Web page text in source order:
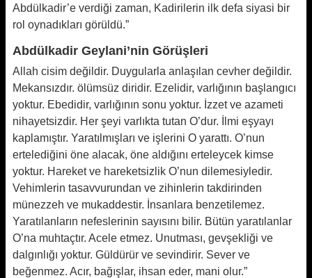
Abdülkadir’e verdiği zaman, Kadirilerin ilk defa siyasi bir
rol oynadıkları görüldü.”
Abdülkadir Geylani’nin Görüşleri
Allah cisim değildir. Duygularla anlaşılan cevher değildir.
Mekansızdır. ölümsüz diridir. Ezelidir, varlığının başlangıcı
yoktur. Ebedidir, varlığının sonu yoktur. İzzet ve azameti
nihayetsizdir. Her şeyi varlıkta tutan O’dur. İlmi eşyayı
kaplamıştır. Yaratılmışları ve işlerini O yarattı. O’nun
ertelediğini öne alacak, öne aldığını erteleycek kimse
yoktur. Hareket ve hareketsizlik O’nun dilemesiyledir.
Vehimlerin tasavvurundan ve zihinlerin takdirinden
münezzeh ve mukaddestir. İnsanlara benzetilemez.
Yaratılanların nefeslerinin sayısını bilir. Bütün yaratılanlar
O’na muhtaçtır. Acele etmez. Unutması, gevşekliği ve
dalgınlığı yoktur. Güldürür ve sevindirir. Sever ve
beğenmez. Acır, bağışlar, ihsan eder, mani olur.”